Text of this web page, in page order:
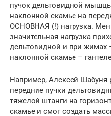
пучок дельтовидной
наклонной скамье на
ОСНОВНАЯ (!) нагрузка.
значительная нагрузка
дельтовидной и при жимах
наклонной скамье –
Например, Алексей
передние пучки
тяжелой штанги на
скамье и смог создать